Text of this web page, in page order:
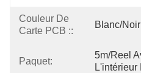
Couleur De
Carte PCB ::
Blanc/noir
Paquet:
5m/reel
L'intérieur